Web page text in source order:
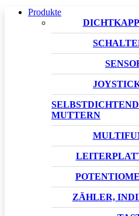
Produkte
MUTTERN
ZÄHLER,